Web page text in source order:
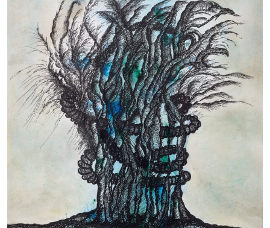
Textos
Biografía
Libros
Novedades